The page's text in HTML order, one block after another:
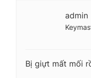
admin
Bị giựt mất mối